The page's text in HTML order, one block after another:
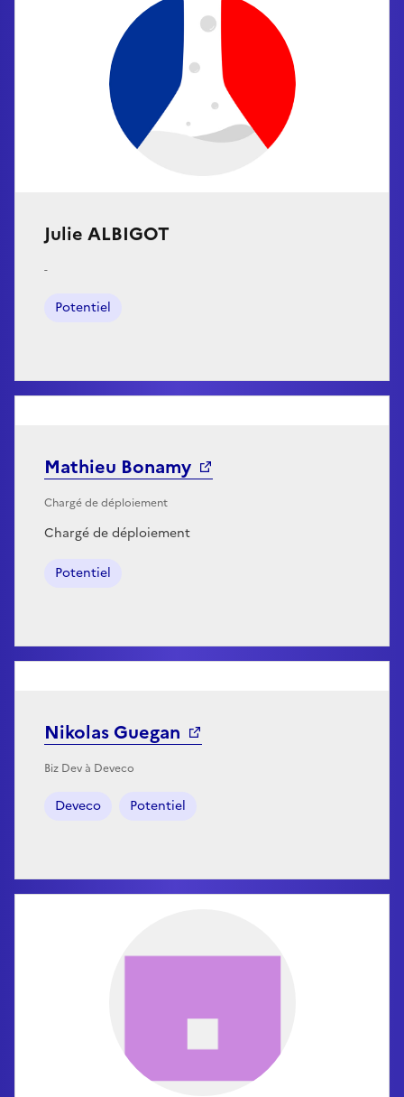
Julie ALBIGOT
-
Potentiel
Mathieu Bonamy
Chargé de déploiement
Chargé de déploiement
Potentiel
Nikolas Guegan
Biz Dev à Deveco
Deveco Potentiel